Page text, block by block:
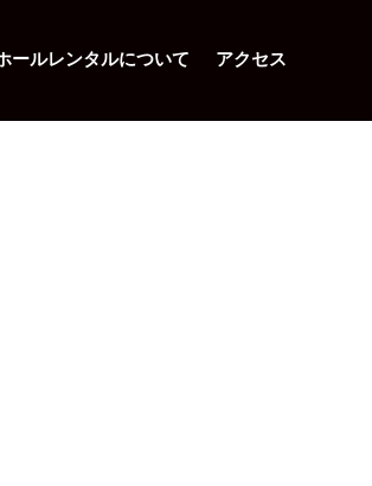
ールレンタルについて
アクセス